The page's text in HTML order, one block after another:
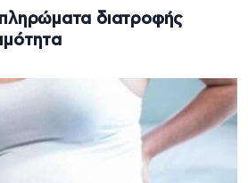
διατροφής